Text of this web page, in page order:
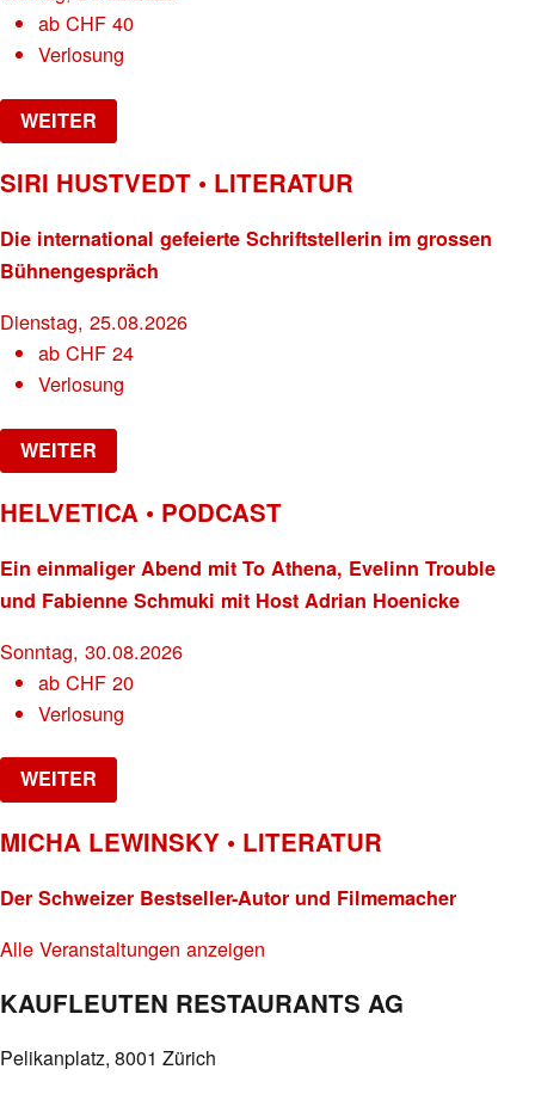
abCHF 40
Verlosung
WEITER
SIRI HUSTVEDT • LITERATUR
Die international gefeierte Schriftstellerin im grossen
Bühnengespräch
Dienstag, 25.08.2026
abCHF 24
Verlosung
WEITER
HELVETICA • PODCAST
Ein einmaliger Abend mit To Athena, Evelinn Trouble
und Fabienne Schmuki mit Host Adrian Hoenicke
Sonntag, 30.08.2026
abCHF 20
Verlosung
WEITER
MICHA LEWINSKY • LITERATUR
Der Schweizer Bestseller-Autor und Filmemacher
Alle Veranstaltungen anzeigen
KAUFLEUTEN RESTAURANTS AG
Pelikanplatz, 8001 Zürich